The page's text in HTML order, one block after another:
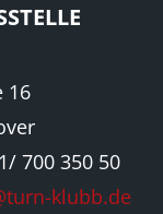
16
700 350 50
klubb.de